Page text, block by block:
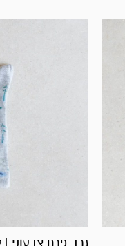
גרב פרח צבעוני | 36-39